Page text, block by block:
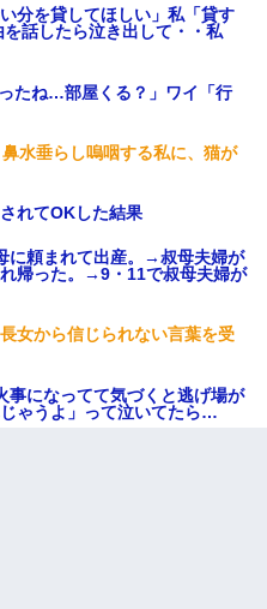
飲み会しよう」と誘われたがお
ッとするやら腹立つやら！
から単身赴任した結果
分を貸してほしい」私「貸す
話したら泣き出して・・私
たね…部屋くる？」ワイ「行
水垂らし嗚咽する私に、猫が
れてOKした結果
に頼まれて出産。→叔母夫婦が
帰った。→9・11で叔母夫婦が
女から信じられない言葉を受
事になってて気づくと逃げ場が
ゃうよ」って泣いてたら…